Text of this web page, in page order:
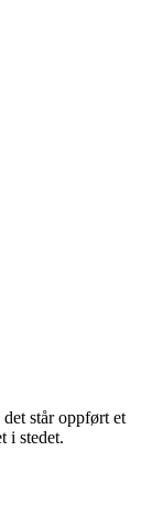
står oppført et
i stedet.